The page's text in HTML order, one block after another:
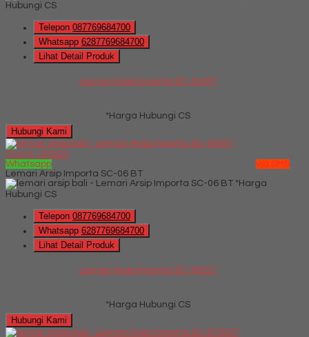
Hubungi CS
Telepon 087769684700
Whatsapp 6287769684700
Lihat Detail Produk
Lemari Arsip Importa SC-04 BT
*Harga Hubungi CS
Hubungi Kami
QUICK ORDER
Whatsapp
via SMS
Lemari Arsip Importa SC-06 BT
*Harga
Hubungi CS
Telepon 087769684700
Whatsapp 6287769684700
Lihat Detail Produk
Lemari Arsip Importa SC-06 BT
*Harga Hubungi CS
Hubungi Kami